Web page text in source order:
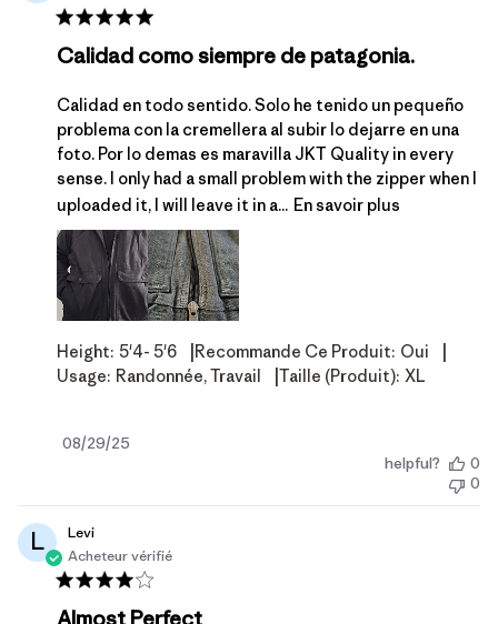
Calidad como siempre de patagonia.
Calidad en todo sentido. Solo he tenido un pequeño
problema con la cremellera al subir lo dejarre en una
foto. Por lo demas es maravilla JKT Quality in every
sense. I only had a small problem with the zipper when I
uploaded it, I will leave it in a... En savoir plus
Height: 5'4- 5'6 Recommande Ce Produit: Oui
Usage: Randonnée, Travail Taille (produit): XL
Date
08/29/25
helpful?
0
0
L
Levi
Acheteur vérifié
Almost Perfect